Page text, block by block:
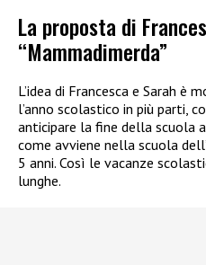
La proposta di
“Mammadimerda”
L’idea di Francesca e Sarah è
l’anno scolastico in più parti,
anticipare la fine della scuola
come avviene nella scuola
5 anni. Così le vacanze
lunghe.